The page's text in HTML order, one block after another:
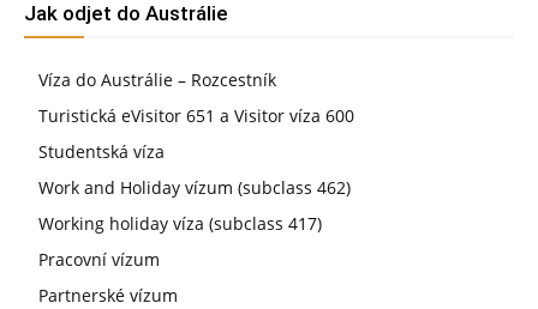
Jak odjet do Austrálie
Víza do Austrálie – Rozcestník
Turistická eVisitor 651 a Visitor víza 600
Studentská víza
Work and Holiday vízum (subclass 462)
Working holiday víza (subclass 417)
Pracovní vízum
Partnerské vízum